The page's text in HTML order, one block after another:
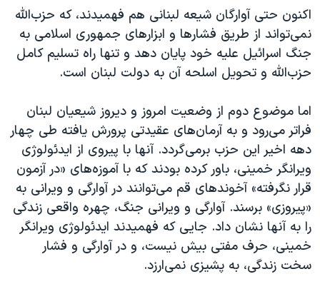
اکنون حتی آوارگان شیعه لبنانی هم فهمیدند، که حزب‌الله
نمی‌تواند از طریق فشارها و ابزارهای جمهوری اسلامی به
جنگ اسرائیل علیه خود پایان دهد و تنها راه تسلیم کامل
حزب‌الله و تحویل اسلحه آن به دولت لبنان است.
اما موضوع دوم از وضعیت امروز و دیروز شیعیان لبنان
فراتر می‌رود و به آرمان‌های عقیدتی پرورش یافته طی چهار
دهه اخیر این حزب برمی‌گردد. آنها با پیروی از ایدئولوژی
ویرانگر خمینی، باور کرده بودند که با آموزه‌های «در آزمون
قرار نگرفته» آخوندهای قم می‌توانند در آوارگی و ویرانی به
«پیروزی» برسند. آوارگی و ویرانی جنگ، چهره واقعی زندگی
را به آنها نشان داد. جایی که فهمیدند ایدئولوژی ویرانگر
خمینی، حرف مفتی بیش نیست، و در آوارگی و فشار
سخت زندگی، به پشیزی نمی‌ارزد.